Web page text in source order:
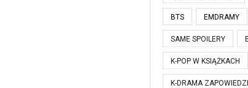
BTS EMDRAMY
SAME SPOILERY
K-POP W KSIĄŻKACH
K-DRAMA ZAPOWIEDZI